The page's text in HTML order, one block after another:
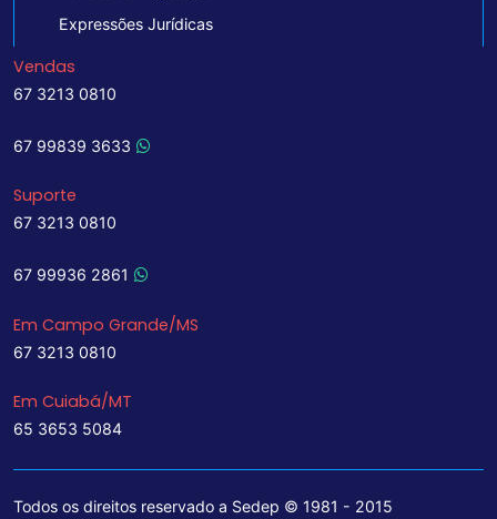
Expressões Jurídicas
Vendas
67 3213 0810
67 99839 3633
Suporte
67 3213 0810
67 99936 2861
Em Campo Grande/MS
67 3213 0810
Em Cuiabá/MT
65 3653 5084
Todos os direitos reservado a Sedep © 1981 - 2015